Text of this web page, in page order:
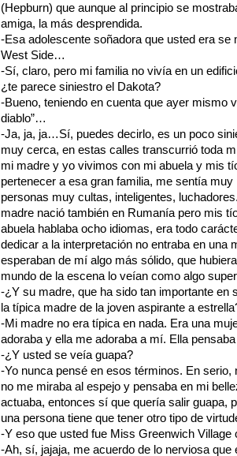
(Hepburn) que aunque al principio se
amiga, la más desprendida.
-Esa adolescente soñadora que usted era se
West Side…
-Sí, claro, pero mi familia no vivía en un
¿te parece siniestro el Dakota?
-Bueno, teniendo en cuenta que ayer mismo
diablo”…
-Ja, ja, ja…Sí, puedes decirlo, es un poco
muy cerca, en estas calles transcurrió toda
mi madre y yo vivimos con mi abuela y mis
pertenecer a esa gran familia, me sentía
personas muy cultas, inteligentes,
madre nació también en Rumanía pero mis
abuela hablaba ocho idiomas, era todo
dedicar a la interpretación no entraba en una
esperaban de mí algo más sólido, que
mundo de la escena lo veían como algo
-¿Y su madre, que ha sido tan importante en
la típica madre de la joven aspirante a
-Mi madre no era típica en nada. Era una
adoraba y ella me adoraba a mí. Ella
-¿Y usted se veía guapa?
-Yo nunca pensé en esos términos. En serio,
no me miraba al espejo y pensaba en mi
actuaba, entonces sí que quería salir guapa,
una persona tiene que tener otro tipo de
-Y eso que usted fue Miss Greenwich
-Ah, sí, jajaja, me acuerdo de lo nerviosa que